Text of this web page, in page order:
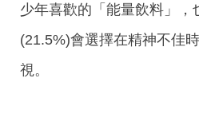
少年喜歡的「能量飲料」，
(21.5%)會選擇在精神不佳
視。